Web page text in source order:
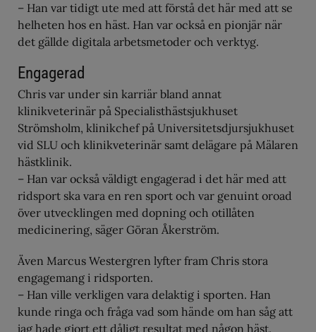
– Han var tidigt ute med att förstå det här med att se
helheten hos en häst. Han var också en pionjär när
det gällde digitala arbetsmetoder och verktyg.
Engagerad
Chris var under sin karriär bland annat
klinikveterinär på Specialisthästsjukhuset
Strömsholm, klinikchef på Universitetsdjursjukhuset
vid SLU och klinikveterinär samt delägare på Mälaren
hästklinik.
– Han var också väldigt engagerad i det här med att
ridsport ska vara en ren sport och var genuint oroad
över utvecklingen med dopning och otillåten
medicinering, säger Göran Åkerström.
Även Marcus Westergren lyfter fram Chris stora
engagemang i ridsporten.
– Han ville verkligen vara delaktig i sporten. Han
kunde ringa och fråga vad som hände om han såg att
jag hade gjort ett dåligt resultat med någon häst.